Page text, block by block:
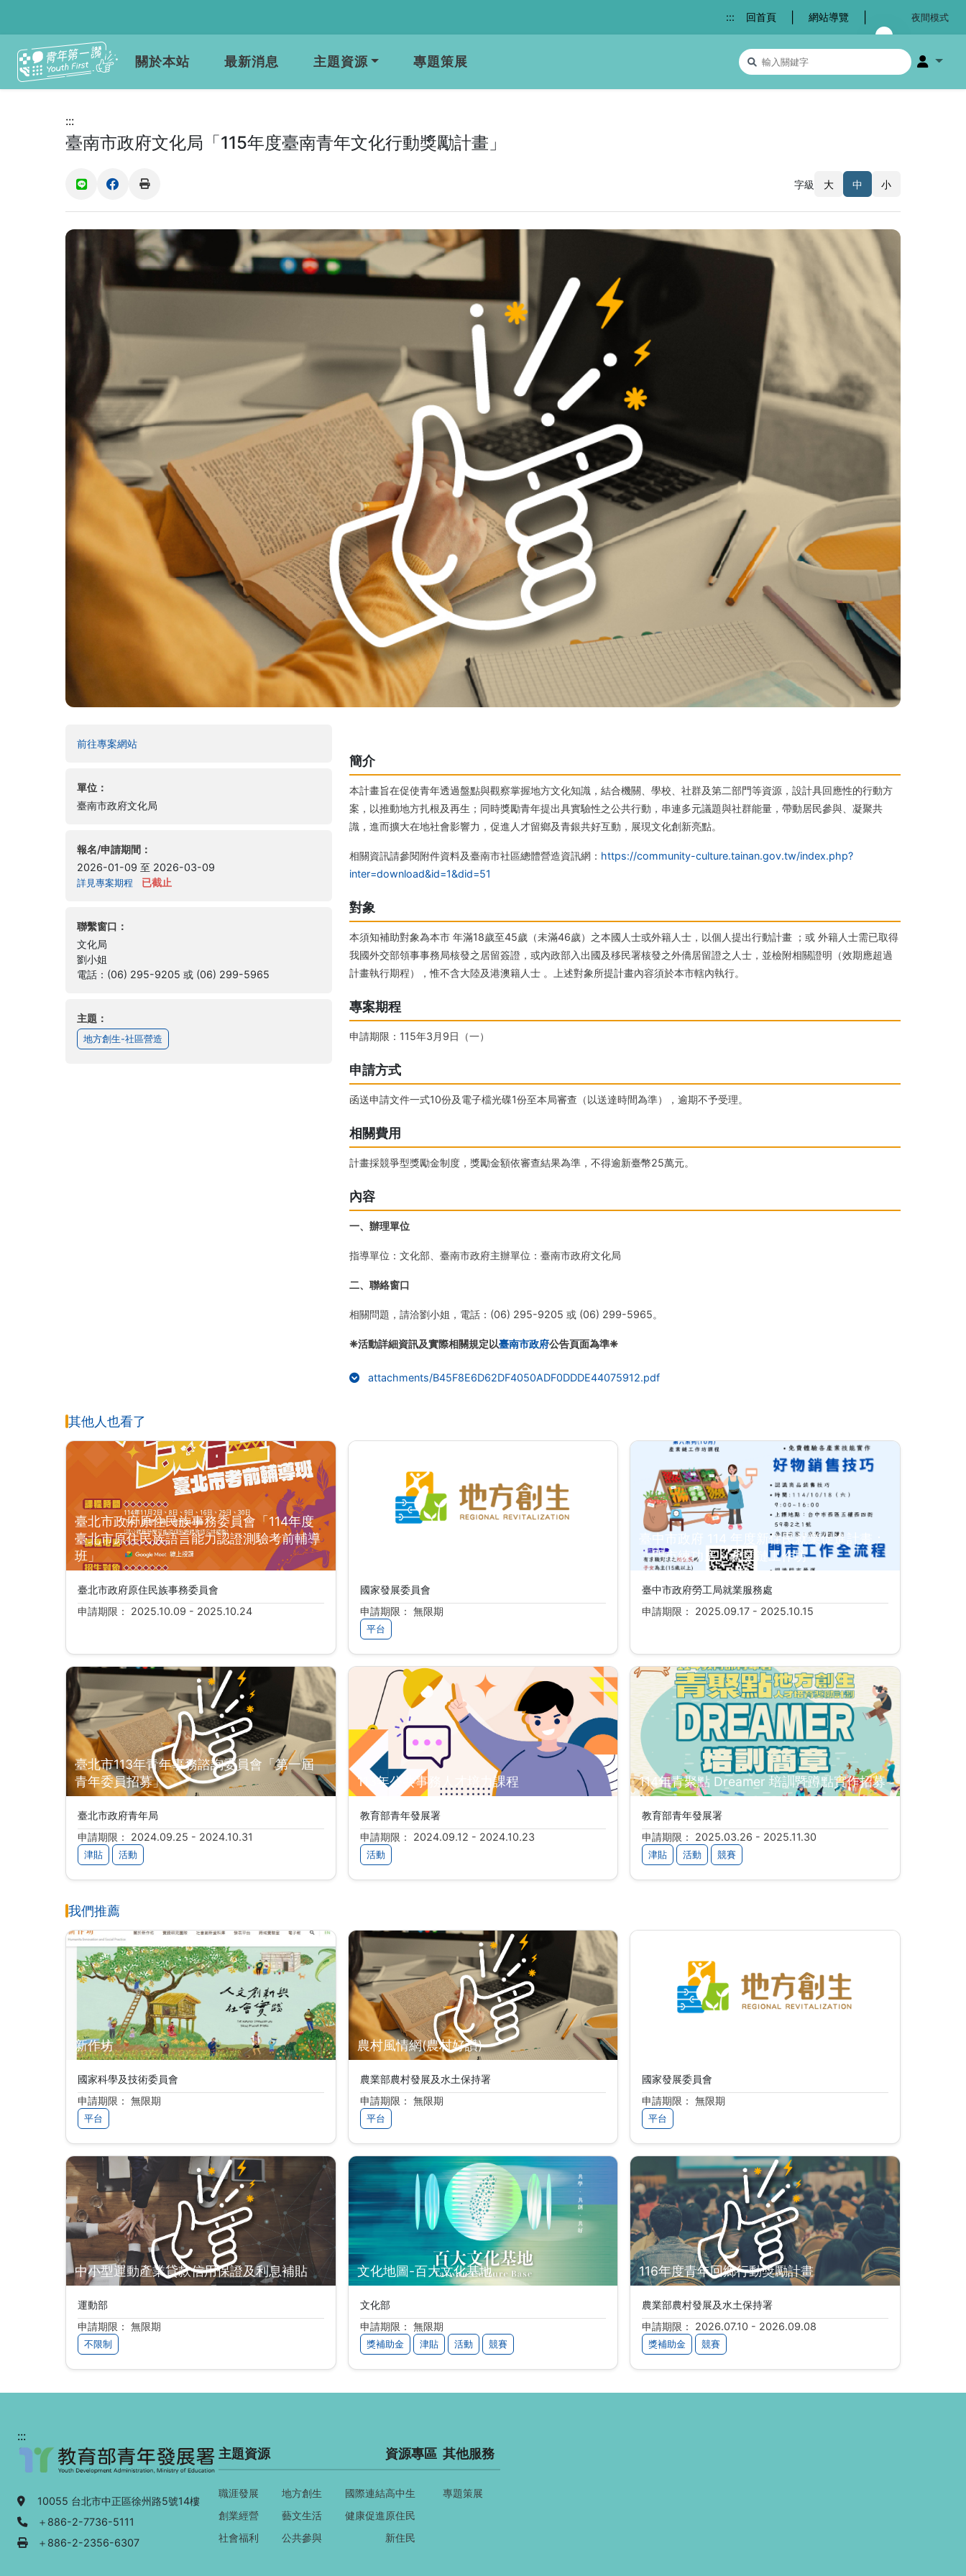
::: 回首頁 網站導覽 夜間模式
關於本站 最新消息 主題資源 專題策展 搜尋關鍵字 會員選
:::
臺南市政府文化局「115年度臺南青年文化行動獎勵計畫」
(另開新視窗)(另開新視窗)
字級 大 中 小
前往專案網站(另開新視窗)
單位：
臺南市政府文化局
報名/申請期間：
2026-01-09 至 2026-03-09
詳見專案期程 已截止
聯繫窗口：
文化局
劉小姐
電話：(06) 295-9205 或 (06) 299-5965
主題：
地方創生-社區營造
簡介
本計畫旨在促使青年透過盤點與觀察掌握地方文化知識，結合機關、學校、社群及第二部門等資源，設計具回應性的行動方
案，以推動地方扎根及再生；同時獎勵青年提出具實驗性之公共行動，串連多元議題與社群能量，帶動居民參與、凝聚共
識，進而擴大在地社會影響力，促進人才留鄉及青銀共好互動，展現文化創新亮點。
相關資訊請參閱附件資料及臺南市社區總體營造資訊網： https://community-culture.tainan.gov.tw/index.php?
inter=download&id=1&did=51
對象
本須知補助對象為本市 年滿18歲至45歲（未滿46歲）之本國人士或外籍人士，以個人提出行動計畫 ；或 外籍人士需已取得
我國外交部領事事務局核發之居留簽證，或內政部入出國及移民署核發之外僑居留證之人士，並檢附相關證明（效期應超過
計畫執行期程），惟不含大陸及港澳籍人士 。上述對象所提計畫內容須於本市轄內執行。
專案期程
申請期限：115年3月9日（一）
申請方式
函送申請文件一式10份及電子檔光碟1份至本局審查（以送達時間為準），逾期不予受理。
相關費用
計畫採競爭型獎勵金制度，獎勵金額依審查結果為準，不得逾新臺幣25萬元。
內容
一、辦理單位
指導單位：文化部、臺南市政府主辦單位：臺南市政府文化局
二、聯絡窗口
相關問題，請洽劉小姐，電話：(06) 295-9205 或 (06) 299-5965。
❈活動詳細資訊及實際相關規定以臺南市政府公告頁面為準❈
attachments/B45F8E6D62DF4050ADF0DDDE44075912.pdf(另開新視窗)
其他人也看了
臺北市政府原住民族事務委員會「114年度
臺北市原住民族語言能力認證測驗考前輔導
班」
臺北市政府原住民族事務委員會
申請期限： 2025.10.09 - 2025.10.24
國家發展委員會
申請期限： 無限期
平台
臺中市政府 114 年度新住民就業促進計畫：
「門市練功房」產業鏈工作坊
臺中市政府勞工局就業服務處
申請期限： 2025.09.17 - 2025.10.15
臺北市113年青年事務諮詢委員會「第一屆
青年委員招募」
臺北市政府青年局
申請期限： 2024.09.25 - 2024.10.31
津貼 活動
113年公共事務人才培力課程
教育部青年發展署
申請期限： 2024.09.12 - 2024.10.23
活動
114年青聚點 Dreamer 培訓暨蹲點實作招募
教育部青年發展署
申請期限： 2025.03.26 - 2025.11.30
津貼 活動 競賽
我們推薦
新作坊
國家科學及技術委員會
申請期限： 無限期
平台
農村風情網(農村好讚)
農業部農村發展及水土保持署
申請期限： 無限期
平台
國家發展委員會
申請期限： 無限期
平台
中小型運動產業貸款信用保證及利息補貼
運動部
申請期限： 無限期
不限制
文化地圖-百大文化基地
文化部
申請期限： 無限期
獎補助金 津貼 活動 競賽
116年度青年回鄉行動獎勵計畫
農業部農村發展及水土保持署
申請期限： 2026.07.10 - 2026.09.08
獎補助金 競賽
:::
地址：
10055 台北市中正區徐州路5號14樓
電話：
＋886-2-7736-5111
傳真：
＋886-2-2356-6307
主題資源
職涯發展
創業經營
社會福利
地方創生
藝文生活
公共參與
國際連結
健康促進
資源專區
高中生
原住民
新住民
其他服務
專題策展